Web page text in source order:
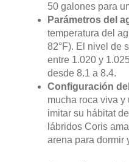
50 galones para
Parámetros del
temperatura del
82°F). El nivel de
entre 1.020 y
desde 8.1 a 8.4.
Configuración
mucha roca viva y
imitar su hábitat
lábridos Coris
arena para dormir